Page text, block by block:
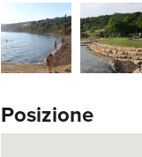
Posizione